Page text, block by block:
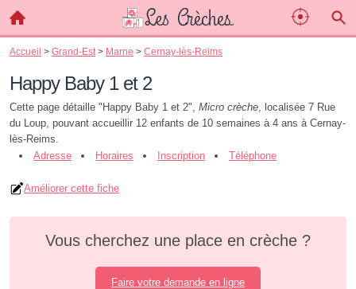
Accueil > Grand-Est > Marne > Cernay-lès-Reims
Happy Baby 1 et 2
Cette page détaille "Happy Baby 1 et 2", Micro crèche, localisée 7 Rue
du Loup, pouvant accueillir 12 enfants de 10 semaines à 4 ans à Cernay-
lès-Reims.
Adresse
Horaires Inscription Téléphone
Améliorer cette fiche
Vous cherchez une place en crèche ?
Faire votre demande en ligne